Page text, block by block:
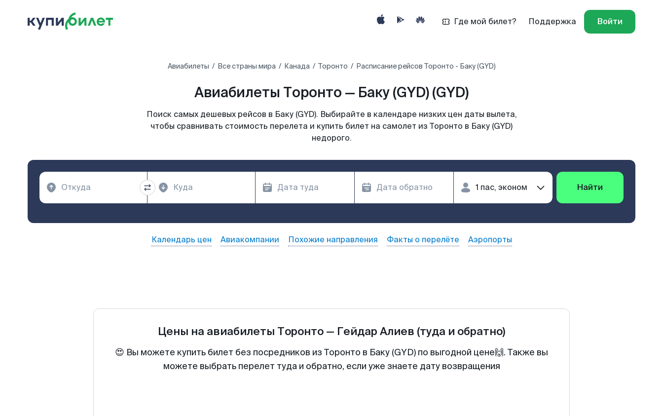
Где мой билет? Поддержка Войти
Авиабилеты Все страны мира Канада Торонто Расписание рейсов Торонто - Баку (GYD)
Авиабилеты Торонто — Баку (GYD) (GYD)
Поиск самых дешевых рейсов в Баку (GYD). Выбирайте в календаре низких цен даты вылета,
чтобы сравнивать стоимость перелета и купить билет на самолет из Торонто в Баку (GYD)
недорого.
Найти
Календарь цен Авиакомпании Похожие направления Факты о перелёте Аэропорты
Цены на авиабилеты Торонто — Гейдар Алиев (туда и обратно)
😍 Вы можете купить билет без посредников из Торонто в Баку (GYD) по выгодной цене🙌. Также вы
можете выбрать перелет туда и обратно, если уже знаете дату возвращения